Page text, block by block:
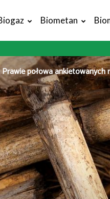
Biometan
Prawie połowa